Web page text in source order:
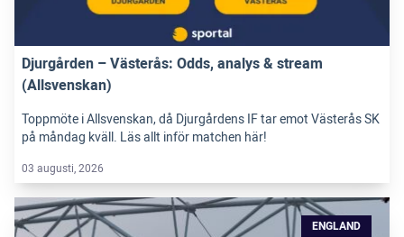
Djurgården – Västerås: Odds, analys & stream
(Allsvenskan)
Toppmöte i Allsvenskan, då Djurgårdens IF tar emot Västerås SK
på måndag kväll. Läs allt inför matchen här!
03 augusti, 2026
ENGLAND